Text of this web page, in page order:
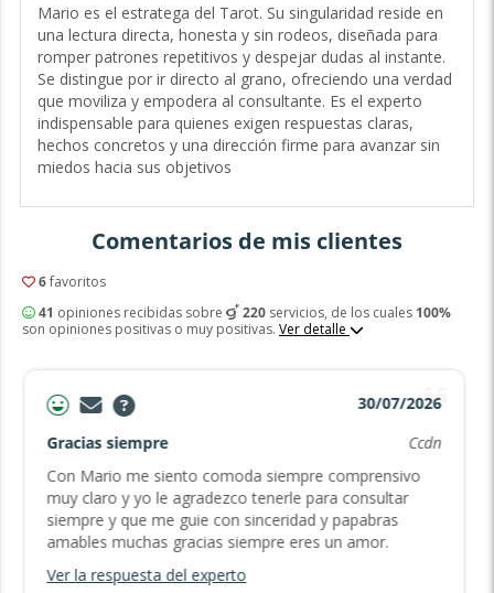
Mario es el estratega del Tarot. Su singularidad reside en
una lectura directa, honesta y sin rodeos, diseñada para
romper patrones repetitivos y despejar dudas al instante.
Se distingue por ir directo al grano, ofreciendo una verdad
que moviliza y empodera al consultante. Es el experto
indispensable para quienes exigen respuestas claras,
hechos concretos y una dirección firme para avanzar sin
miedos hacia sus objetivos
Comentarios de mis clientes
6favoritos
41 opiniones recibidas sobre 220servicios, de los cuales 100%
son opiniones positivas o muy positivas. Ver detalle
30/07/2026
Gracias siempre
Ccdn
Con Mario me siento comoda siempre comprensivo
muy claro y yo le agradezco tenerle para consultar
siempre y que me guie con sinceridad y papabras
amables muchas gracias siempre eres un amor.
Ver la respuesta del experto